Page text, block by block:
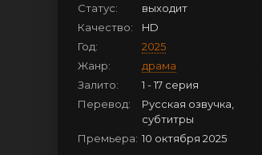
Статус:
выходит
Качество:
HD
Год:
2025
Жанр:
драма
Залито:
1 - 17 серия
Перевод:
Русская озвучка,
субтитры
Премьера: 10 октября 2025